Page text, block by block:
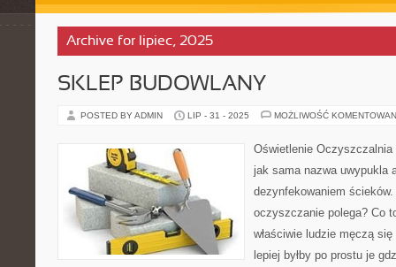
Archive for lipiec, 2025
SKLEP BUDOWLANY
POSTED BY ADMIN LIP - 31 - 2025 MOŻLIWOŚĆ
Oświetlenie Oczyszczalnia
jak sama nazwa uwypukla
dezynfekowaniem
oczyszczanie polega? Co
właściwie ludzie męczą
lepiej byłby po prostu je